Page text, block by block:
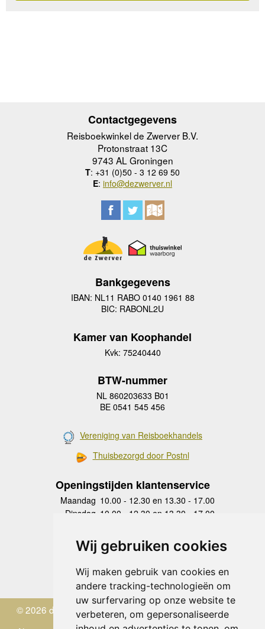
Wij gebruiken cookies
Wij maken gebruik van cookies en
andere tracking-technologieën om
uw surfervaring op onze website te
verbeteren, om gepersonaliseerde
Contactgegevens
Reisboekwinkel de Zwerver B.V.
Protonstraat 13C
9743 AL Groningen
T: +31 (0)50 - 3 12 69 50
E: info@dezwerver.nl
Bankgegevens
IBAN: NL11 RABO 0140 1961 88
BIC: RABONL2U
Kamer van Koophandel
Kvk: 75240440
BTW-nummer
NL 860203633 B01
BE 0541 545 456
Vereniging van Reisboekhandels
Thuisbezorgd door Postnl
Openingstijden klantenservice
Maandag 10.00 - 12.30 en 13.30 - 17.00
Dinsdag 10.00 - 12.30 en 13.30 - 17.00
Donderdag
10.00 - 12.30 en 13.30 - 17.00
Vrijdag 10.00 - 12.30 en 13.30 - 17.00
Zaterdag
gesloten
Zondag gesloten
© 2026 de Zwerver